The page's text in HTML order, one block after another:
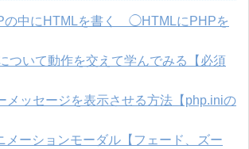
の中にHTMLを書く ◯HTMLにPHPを
ついて動作を交えて学んでみる【必須
メッセージを表示させる方法【php.iniの
メーションモーダル【フェード、ズー